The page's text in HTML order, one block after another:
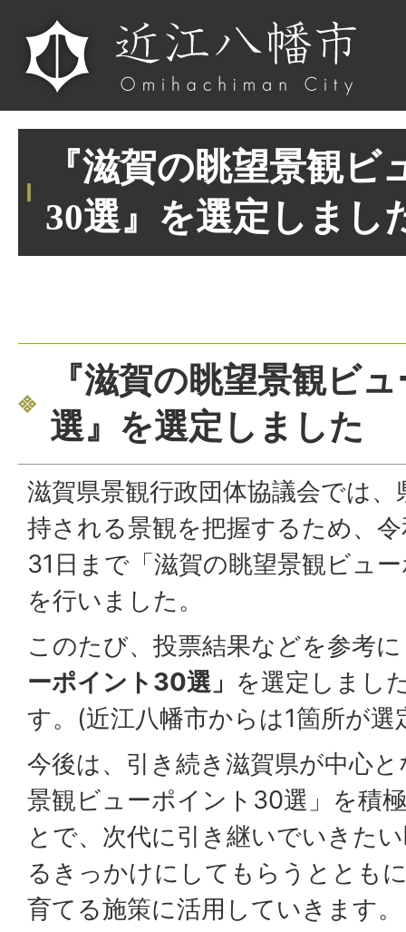
『滋賀の眺望景観ビ
30選』を選定しまし
『滋賀の眺望景観ビ
選』を選定しました
滋賀県景観行政団体協議会では
持される景観を把握するため、
31日まで「滋賀の眺望景観ビュ
を行いました。
このたび、投票結果などを参考に
ーポイント30選」 を選定しまし
す。(近江八幡市からは1箇所が選
今後は、引き続き滋賀県が中心
景観ビューポイント30選」を積
とで、次代に引き継いでいきた
るきっかけにしてもらうととも
育てる施策に活用していきます。